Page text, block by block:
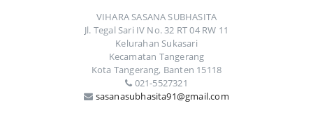
VIHARA SASANA SUBHASITA
Jl. Tegal Sari IV No. 32 RT 04 RW 11
Kelurahan Sukasari
Kecamatan Tangerang
Kota Tangerang, Banten 15118
021-5527321
sasanasubhasita91@gmail.com